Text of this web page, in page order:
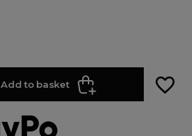
Add to basket favorite_border